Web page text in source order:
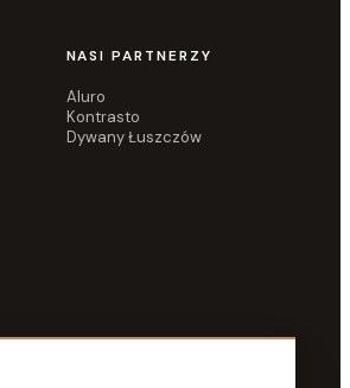
NASI PARTNERZY
Aluro
Kontrasto
Dywany Łuszczów